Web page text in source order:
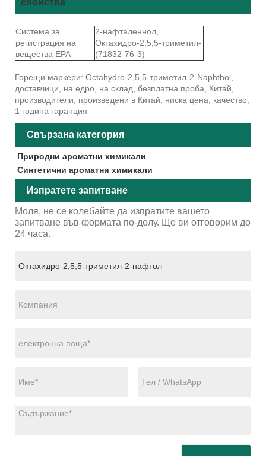
Система за
регистрация на
вещества EPA
2-нафталеннол,
Октахидро-2,5,5-триметил-
(71832-76-3)
Горещи маркери: Octahydro-2,5,5-триметил-2-Naphthol,
доставчици, на едро, на склад, безплатна проба, Китай,
производители, произведени в Китай, ниска цена, качество,
1 година гаранция
Свързана категория
Природни ароматни химикали
Синтетични ароматни химикали
Изпратете запитване
Моля, не се колебайте да изпратите вашето
запитване във формата по-долу. Ще ви отговорим до
24 часа.